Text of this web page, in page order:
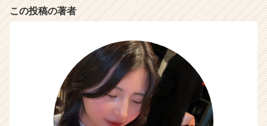
この投稿の著者